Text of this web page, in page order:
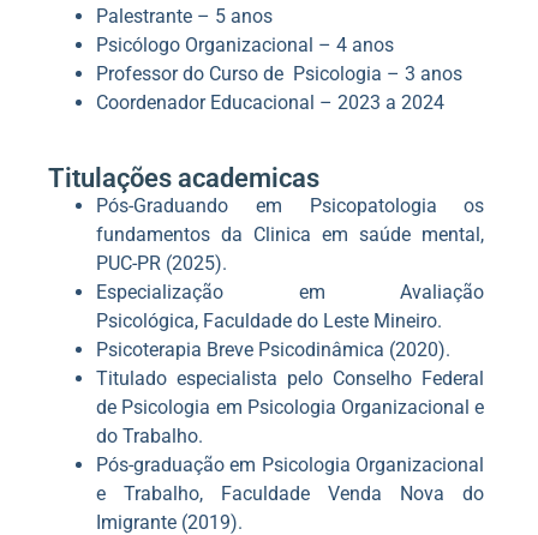
Palestrante – 5 anos
Psicólogo Organizacional – 4 anos
Professor do Curso de Psicologia – 3 anos
Coordenador Educacional – 2023 a 2024
Titulações academicas
Pós-Graduando em Psicopatologia os
fundamentos da Clinica em saúde mental,
PUC-PR (2025).
Especialização em Avaliação
Psicológica, Faculdade do Leste Mineiro.
Psicoterapia Breve Psicodinâmica (2020).
Titulado especialista pelo Conselho Federal
de Psicologia em Psicologia Organizacional e
do Trabalho.
Pós-graduação em Psicologia Organizacional
e Trabalho, Faculdade Venda Nova do
Imigrante (2019).